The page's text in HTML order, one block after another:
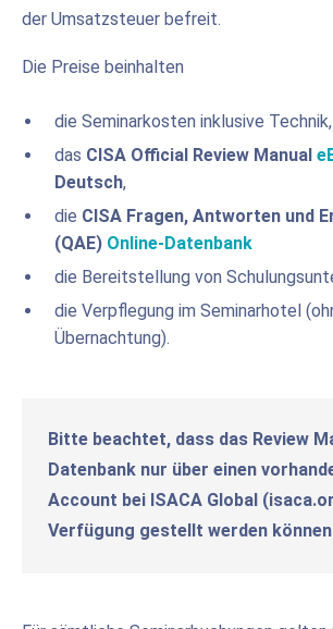
der Umsatzsteuer befreit.
Die Preise beinhalten
die Seminarkosten inklusive Technik,
das CISA Official Review Manual
Deutsch,
die CISA Fragen, Antworten und
(QAE) Online-Datenbank
die Bereitstellung von
die Verpflegung im Seminarhotel
Übernachtung).
Bitte beachtet, dass das Review
Datenbank nur über einen
Account bei ISACA Global
Verfügung gestellt werden